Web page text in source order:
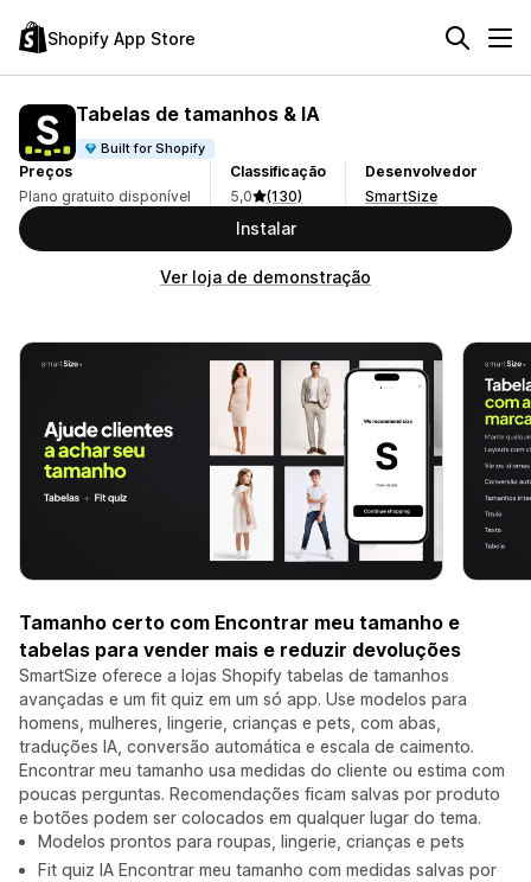
Shopify App Store
Tabelas de tamanhos & IA
Built for Shopify
Preços
Plano gratuito disponível
Classificação
5,0
(130)
Desenvolvedor
SmartSize
Instalar
Ver loja de demonstração
Tamanho certo com Encontrar meu tamanho e
tabelas para vender mais e reduzir devoluções
SmartSize oferece a lojas Shopify tabelas de tamanhos
avançadas e um fit quiz em um só app. Use modelos para
homens, mulheres, lingerie, crianças e pets, com abas,
traduções IA, conversão automática e escala de caimento.
Encontrar meu tamanho usa medidas do cliente ou estima com
poucas perguntas. Recomendações ficam salvas por produto
e botões podem ser colocados em qualquer lugar do tema.
Modelos prontos para roupas, lingerie, crianças e pets
Fit quiz IA Encontrar meu tamanho com medidas salvas por